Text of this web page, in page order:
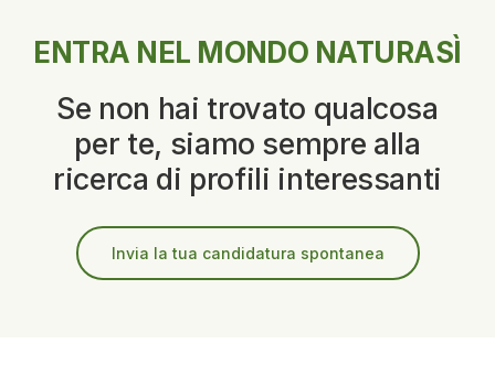
ENTRA NEL MONDO NATURASÌ
Se non hai trovato qualcosa
per te, siamo sempre alla
ricerca di profili interessanti
Invia la tua candidatura spontanea